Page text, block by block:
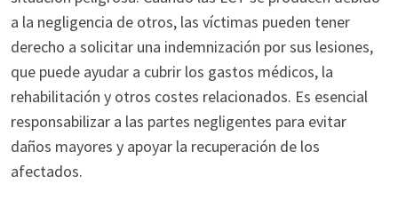
a la negligencia de otros, las víctimas pueden tener
derecho a solicitar una indemnización por sus lesiones,
que puede ayudar a cubrir los gastos médicos, la
rehabilitación y otros costes relacionados. Es esencial
responsabilizar a las partes negligentes para evitar
daños mayores y apoyar la recuperación de los
afectados.